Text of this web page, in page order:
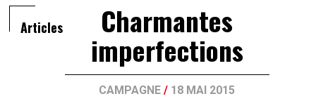
Articles Charmantes
imperfections
CAMPAGNE / 18 MAI 2015